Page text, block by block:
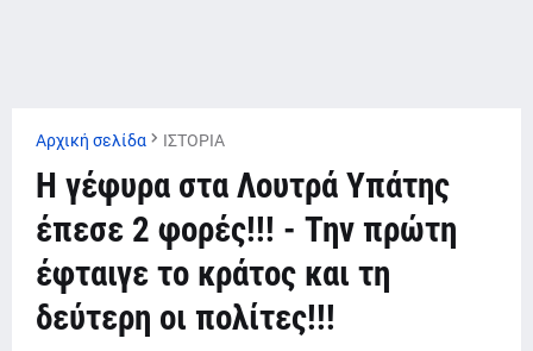
Αρχική σελίδα ΙΣΤΟΡΙΑ
Η γέφυρα στα Λουτρά Υπάτης
έπεσε 2 φορές!!! - Την πρώτη
έφταιγε το κράτος και τη
δεύτερη οι πολίτες!!!